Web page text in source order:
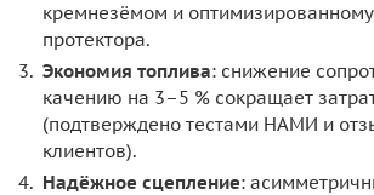
кремнезёмом и
протектора.
Экономия топлива: снижение
качению на 3–5 % сокращает
(подтверждено тестами НАМИ и
клиентов).
Надёжное сцепление: